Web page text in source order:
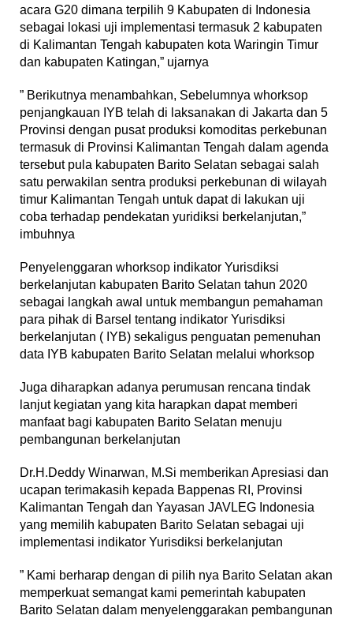
acara G20 dimana terpilih 9 Kabupaten di Indonesia
sebagai lokasi uji implementasi termasuk 2 kabupaten
di Kalimantan Tengah kabupaten kota Waringin Timur
dan kabupaten Katingan,” ujarnya
” Berikutnya menambahkan, Sebelumnya whorksop
penjangkauan IYB telah di laksanakan di Jakarta dan 5
Provinsi dengan pusat produksi komoditas perkebunan
termasuk di Provinsi Kalimantan Tengah dalam agenda
tersebut pula kabupaten Barito Selatan sebagai salah
satu perwakilan sentra produksi perkebunan di wilayah
timur Kalimantan Tengah untuk dapat di lakukan uji
coba terhadap pendekatan yuridiksi berkelanjutan,”
imbuhnya
Penyelenggaran whorksop indikator Yurisdiksi
berkelanjutan kabupaten Barito Selatan tahun 2020
sebagai langkah awal untuk membangun pemahaman
para pihak di Barsel tentang indikator Yurisdiksi
berkelanjutan ( IYB) sekaligus penguatan pemenuhan
data IYB kabupaten Barito Selatan melalui whorksop
Juga diharapkan adanya perumusan rencana tindak
lanjut kegiatan yang kita harapkan dapat memberi
manfaat bagi kabupaten Barito Selatan menuju
pembangunan berkelanjutan
Dr.H.Deddy Winarwan, M.Si memberikan Apresiasi dan
ucapan terimakasih kepada Bappenas RI, Provinsi
Kalimantan Tengah dan Yayasan JAVLEG Indonesia
yang memilih kabupaten Barito Selatan sebagai uji
implementasi indikator Yurisdiksi berkelanjutan
” Kami berharap dengan di pilih nya Barito Selatan akan
memperkuat semangat kami pemerintah kabupaten
Barito Selatan dalam menyelenggarakan pembangunan